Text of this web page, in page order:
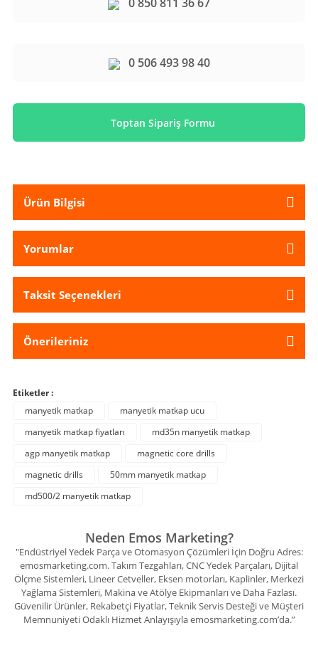
0 506 493 98 40
Toptan Sipariş Formu
Ürün Bilgisi
Yorumlar
Taksit Seçenekleri
Önerileriniz
Etiketler :
manyetik matkap
manyetik matkap ucu
manyetik matkap fiyatları
md35n manyetik matkap
agp manyetik matkap
magnetic core drills
magnetic drills
50mm manyetik matkap
md500/2 manyetik matkap
Neden Emos Marketing?
"Endüstriyel Yedek Parça ve Otomasyon Çözümleri İçin Doğru Adres:
emosmarketing.com. Takım Tezgahları, CNC Yedek Parçaları, Dijital
Ölçme Sistemleri, Lineer Cetveller, Eksen motorları, Kaplinler, Merkezi
Yağlama Sistemleri, Makina ve Atölye Ekipmanları ve Daha Fazlası.
Güvenilir Ürünler, Rekabetçi Fiyatlar, Teknik Servis Desteği ve Müşteri
Memnuniyeti Odaklı Hizmet Anlayışıyla emosmarketing.com’da.”